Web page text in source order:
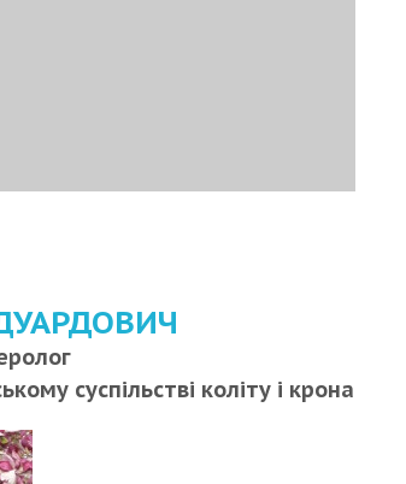
суспільстві коліту і крона